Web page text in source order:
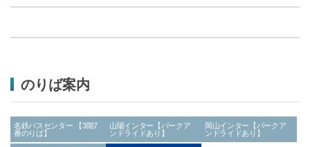
のりば案内
名鉄バスセンター 【3階7
番のりば】
山陽インター【パークア
ンドライドあり】
岡山インター【パークア
ンドライドあり】